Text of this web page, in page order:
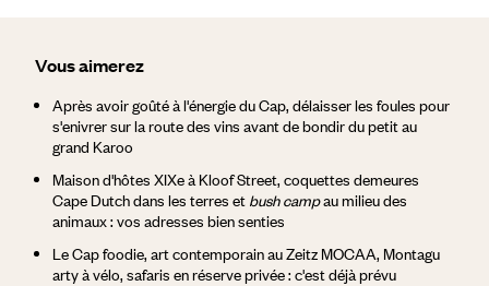
Vous aimerez
Après avoir goûté à l'énergie du Cap, délaisser les foules pour
s'enivrer sur la route des vins avant de bondir du petit au
grand Karoo
Maison d'hôtes XIXe à Kloof Street, coquettes demeures
Cape Dutch dans les terres et bush campau milieu des
animaux : vos adresses bien senties
Le Cap foodie, art contemporain au Zeitz MOCAA, Montagu
arty à vélo, safaris en réserve privée : c'est déjà prévu